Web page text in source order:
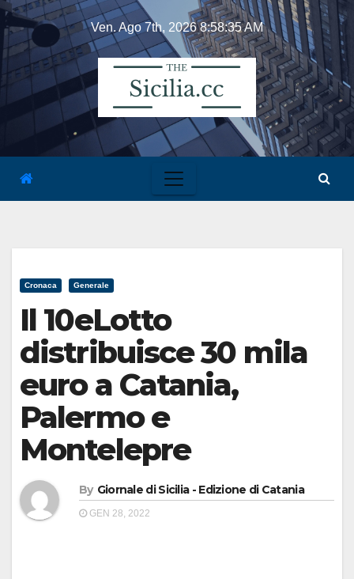
Skip
content
Ven. Ago 7th, 20268:58:35 AM
Cronaca Generale
Il 10eLotto
distribuisce 30 mila
euro a Catania,
Palermo e
Montelepre
By Giornale di Sicilia - Edizione di Catania
GEN 28, 2022